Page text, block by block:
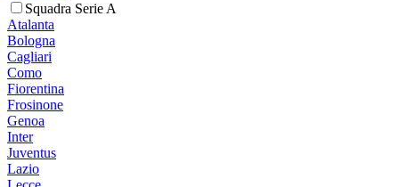
Squadra Serie A
Atalanta
Bologna
Cagliari
Como
Fiorentina
Frosinone
Genoa
Inter
Juventus
Lazio